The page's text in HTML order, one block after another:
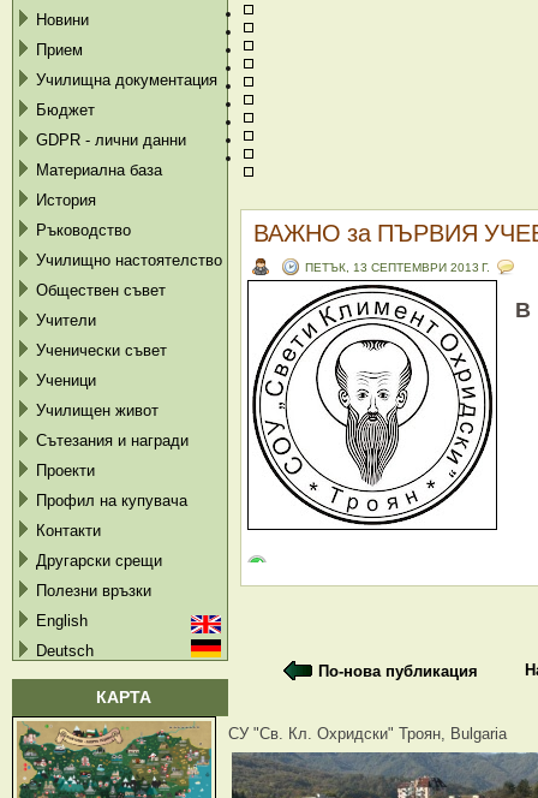
Новини
Прием
Училищна документация
Бюджет
GDPR - лични данни
Материална база
История
Ръководство
Училищно настоятелство
Обществен съвет
Учители
Ученически съвет
Ученици
Училищен живот
Сътезания и награди
Проекти
Профил на купувача
Контакти
Другарски срещи
Полезни връзки
English
Deutsch
КАРТА
ВАЖНО за ПЪРВИЯ
ПЕТЪК, 13 СЕПТЕМВРИ 2013 Г.
В
По-нова публикация
СУ "Св. Кл. Охридски" Троян, Bulgaria